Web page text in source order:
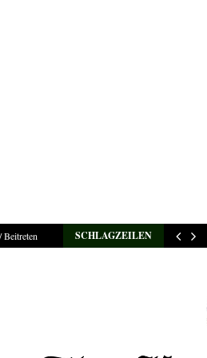
Beitreten SCHLAGZEILEN